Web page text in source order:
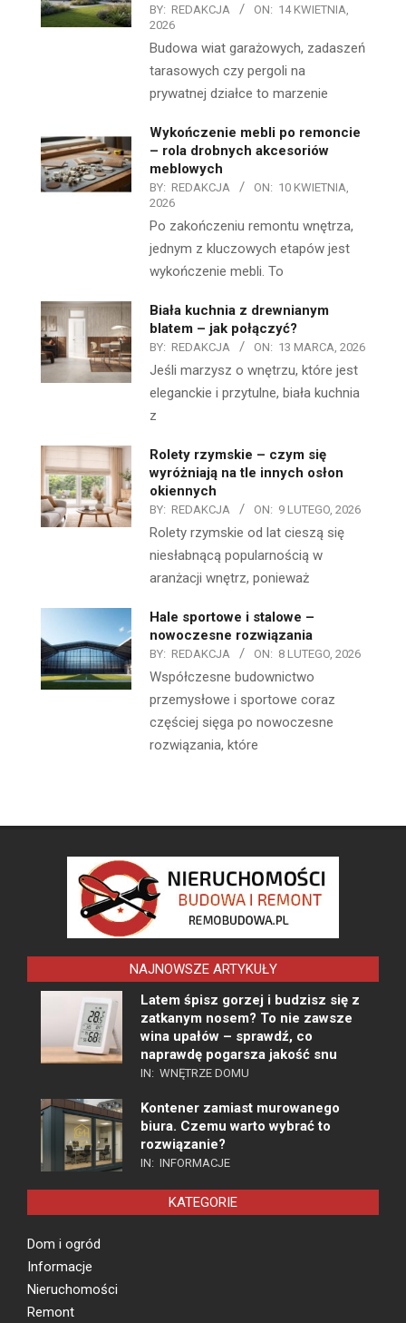
BY: REDAKCJA ON: 14 KWIETNIA,
2026
Budowa wiat garażowych, zadaszeń
tarasowych czy pergoli na
prywatnej działce to marzenie
Wykończenie mebli po remoncie
– rola drobnych akcesoriów
meblowych
BY: REDAKCJA ON: 10 KWIETNIA,
2026
Po zakończeniu remontu wnętrza,
jednym z kluczowych etapów jest
wykończenie mebli. To
Biała kuchnia z drewnianym
blatem – jak połączyć?
BY: REDAKCJA ON: 13 MARCA, 2026
Jeśli marzysz o wnętrzu, które jest
eleganckie i przytulne, biała kuchnia
z
Rolety rzymskie – czym się
wyróżniają na tle innych osłon
okiennych
BY: REDAKCJA ON: 9 LUTEGO, 2026
Rolety rzymskie od lat cieszą się
niesłabnącą popularnością w
aranżacji wnętrz, ponieważ
Hale sportowe i stalowe –
nowoczesne rozwiązania
BY: REDAKCJA ON: 8 LUTEGO, 2026
Współczesne budownictwo
przemysłowe i sportowe coraz
częściej sięga po nowoczesne
rozwiązania, które
NAJNOWSZE ARTYKUŁY
Latem śpisz gorzej i budzisz się z
zatkanym nosem? To nie zawsze
wina upałów – sprawdź, co
naprawdę pogarsza jakość snu
IN: WNĘTRZE DOMU
Kontener zamiast murowanego
biura. Czemu warto wybrać to
rozwiązanie?
IN: INFORMACJE
KATEGORIE
Dom i ogród
Informacje
Nieruchomości
Remont